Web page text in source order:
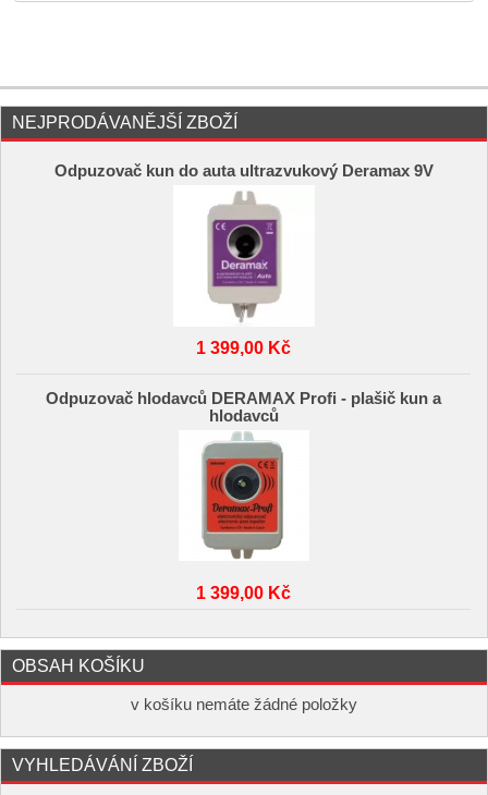
NEJPRODÁVANĚJŠÍ ZBOŽÍ
Odpuzovač kun do auta ultrazvukový Deramax 9V
1 399,00 Kč
Odpuzovač hlodavců DERAMAX Profi - plašič kun a
hlodavců
1 399,00 Kč
OBSAH KOŠÍKU
v košíku nemáte žádné položky
VYHLEDÁVÁNÍ ZBOŽÍ